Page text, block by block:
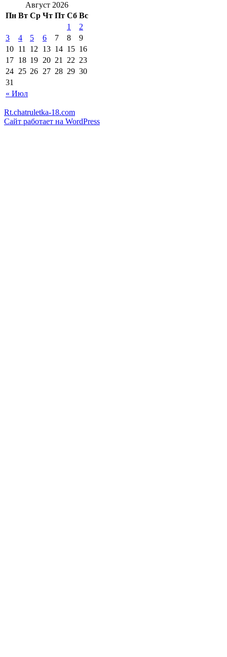
Август 2026
Пн Вт Ср Чт Пт Сб Вс
« Июл
1
2
3
4 5 6 7 8
9
10 11 12 13 14 15 16
17 18 19 20 21 22 23
24 25 26 27 28 29 30
31
Rt.chatruletka-18.com
Сайт работает на WordPress